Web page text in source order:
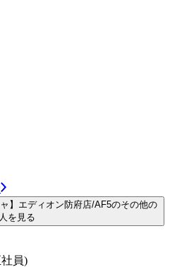
】エディオン防府店/AF5のその他の
を見る
員)